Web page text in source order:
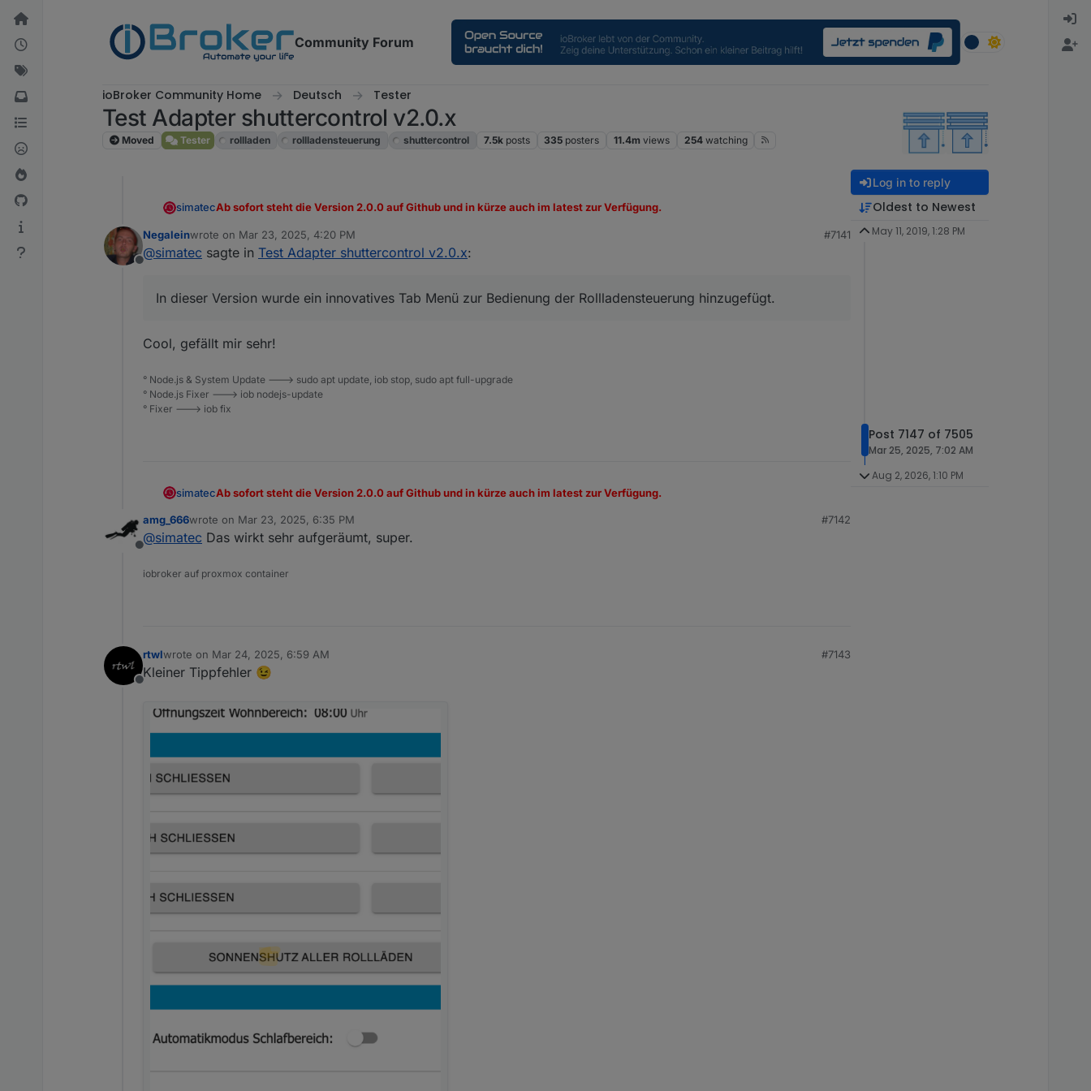
Skip to content
Community Forum
ioBroker Community Home Deutsch Tester
Test Adapter shuttercontrol v2.0.x
Moved Tester rollladen rollladensteuerung shuttercontrol 7.5k posts 335 posters 11.4m views 254 watching
simatecAb sofort steht die Version 2.0.0 auf Github und in kürze auch im latest zur Verfügung.
In dieser Version wurde ein innovatives Tab Menü zur Bedienung der Rollladensteuerung hinzugefügt.
Es ist über die linke Tableiste im iobroker erreichbar.
Offline
Negaleinwrote on Mar 23, 2025, 4:20 PM
last edited by
#7141
@simatec sagte in Test Adapter shuttercontrol v2.0.x:
In dieser Version wurde ein innovatives Tab Menü zur Bedienung der Rollladensteuerung hinzugefügt.
Cool, gefällt mir sehr!
° Node.js & System Update ---> sudo apt update, iob stop, sudo apt full-upgrade
° Node.js Fixer ---> iob nodejs-update
° Fixer ---> iob fix
simatecAb sofort steht die Version 2.0.0 auf Github und in kürze auch im latest zur Verfügung.
In dieser Version wurde ein innovatives Tab Menü zur Bedienung der Rollladensteuerung hinzugefügt.
Es ist über die linke Tableiste im iobroker erreichbar.
Offline
amg_666wrote on Mar 23, 2025, 6:35 PM
last edited by
#7142
@simatec Das wirkt sehr aufgeräumt, super.
iobroker auf proxmox container
Offline
rtwlwrote on Mar 24, 2025, 6:59 AM
last edited by
#7143
Kleiner Tippfehler 😉
Log in to reply
Oldest to Newest
May 11, 2019, 1:28 PM
Post 7147 of 7505
Mar 25, 2025, 7:02 AM
Aug 2, 2026, 1:10 PM